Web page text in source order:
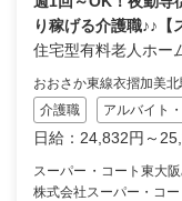
り稼げる介護職♪♪【
住宅型有料老人ホ
おおさか東線衣摺加美北
介護職
アルバイト
日給：24,832円～
スーパー・コート東大
株式会社スーパー・コ